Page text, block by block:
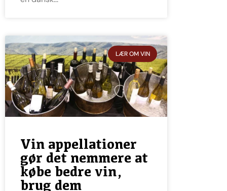
LÆR OM VIN
Vin appellationer
gør det nemmere at
købe bedre vin,
brug dem